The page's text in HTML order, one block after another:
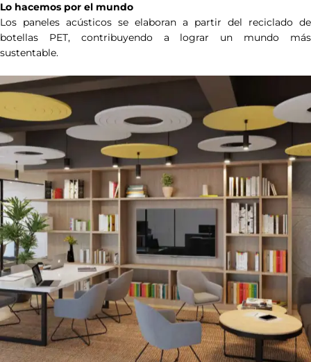
Lo hacemos por el mundo
Los paneles acústicos se elaboran a partir del reciclado de
botellas PET, contribuyendo a lograr un mundo más
sustentable.